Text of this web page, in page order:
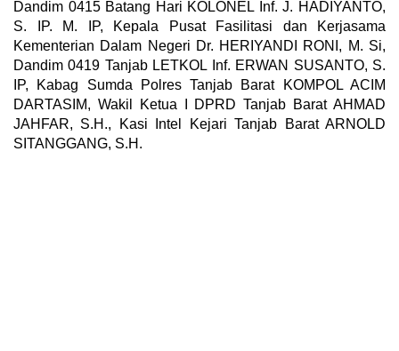
Dandim 0415 Batang Hari KOLONEL Inf.J. HADIYANTO,
S. IP.
M. IP, Kepala Pusat Fasilitasi dan Kerjasama
Kementerian Dalam Negeri Dr. HERIYANDI RONI, M. Si,
Dandim 0419 Tanjab LETKOL Inf. ERWAN SUSANTO, S.
IP, Kabag Sumda Polres Tanjab Barat KOMPOL ACIM
DARTASIM, Wakil Ketua I DPRD Tanjab Barat AHMAD
JAHFAR, S.H., Kasi Intel Kejari Tanjab Barat ARNOLD
SITANGGANG, S.H.